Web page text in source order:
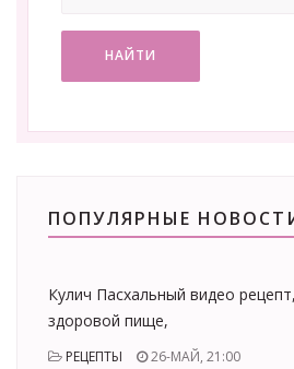
НАЙТИ
ПОПУЛЯРНЫЕ
Кулич Пасхальный видео
здоровой пище,
РЕЦЕПТЫ 26-МАЙ, 21:00